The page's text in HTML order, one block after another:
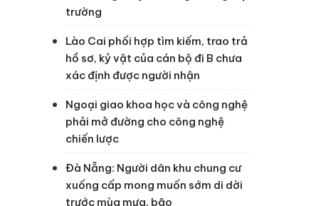
trường
Lào Cai phối hợp tìm kiếm, trao trả
hồ sơ, kỷ vật của cán bộ đi B chưa
xác định được người nhận
Ngoại giao khoa học và công nghệ
phải mở đường cho công nghệ
chiến lược
Đà Nẵng: Người dân khu chung cư
xuống cấp mong muốn sớm di dời
trước mùa mưa, bão